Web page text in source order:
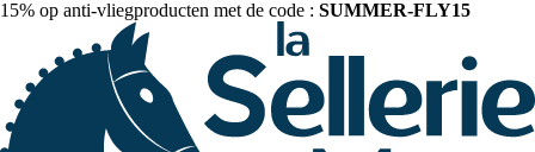
15% op anti-vliegproducten met de code : SUMMER-FLY15